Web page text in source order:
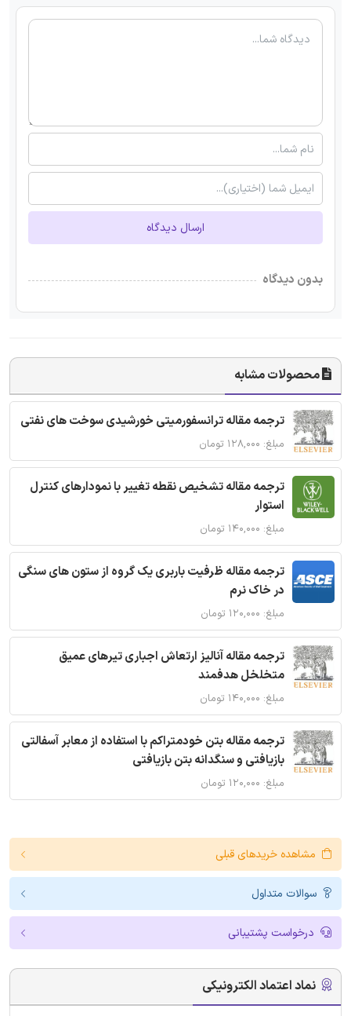
ارسال دیدگاه
بدون دیدگاه
محصولات مشابه
ترجمه مقاله ترانسفورمیتی خورشیدی سوخت های نفتی
مبلغ: ۱۲۸,۰۰۰ تومان
ترجمه مقاله تشخیص نقطه تغییر با نمودارهای کنترل
استوار
مبلغ: ۱۴۰,۰۰۰ تومان
ترجمه مقاله ظرفیت باربری یک گروه از ستون های سنگی
در خاک نرم
مبلغ: ۱۲۰,۰۰۰ تومان
ترجمه مقاله آنالیز ارتعاش اجباری تیرهای عمیق
متخلخل هدفمند
مبلغ: ۱۴۰,۰۰۰ تومان
ترجمه مقاله بتن خودمتراکم با استفاده از معابر آسفالتی
بازیافتی و سنگدانه بتن بازیافتی
مبلغ: ۱۲۰,۰۰۰ تومان
مشاهده خریدهای قبلی
سوالات متداول
درخواست پشتیبانی
نماد اعتماد الکترونیکی